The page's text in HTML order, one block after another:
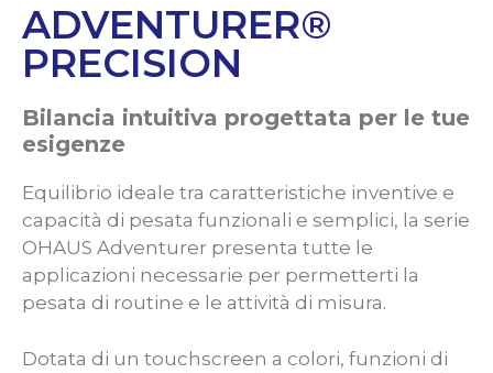
ADVENTURER®
PRECISION
Bilancia intuitiva progettata per le tue
esigenze
Equilibrio ideale tra caratteristiche inventive e
capacità di pesata funzionali e semplici, la serie
OHAUS Adventurer presenta tutte le
applicazioni necessarie per permetterti la
pesata di routine e le attività di misura.
Dotata di un touchscreen a colori, funzioni di